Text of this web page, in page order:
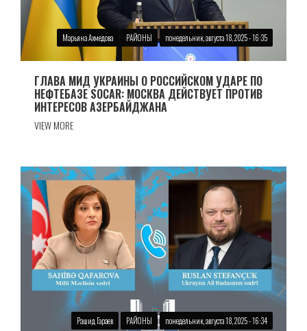
Марьяна Ахмедова РАЙОНЫ понедельник, августа 18, 2025 - 16:35
ГЛАВА МИД УКРАИНЫ О РОССИЙСКОМ УДАРЕ ПО
НЕФТЕБАЗЕ SOCAR: МОСКВА ДЕЙСТВУЕТ ПРОТИВ
ИНТЕРЕСОВ АЗЕРБАЙДЖАНА
VIEW MORE
Рашид Гараев РАЙОНЫ понедельник, августа 18, 2025 - 16:34